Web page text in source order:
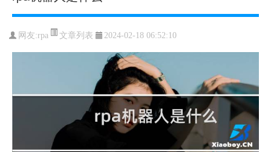
网友:rpa 文章列表 2024-02-18 06:52:10